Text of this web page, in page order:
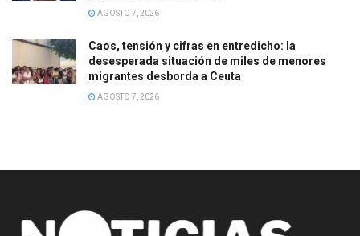
AGOSTO 7, 2026
Caos, tensión y cifras en entredicho: la
desesperada situación de miles de menores
migrantes desborda a Ceuta
AGOSTO 7, 2026